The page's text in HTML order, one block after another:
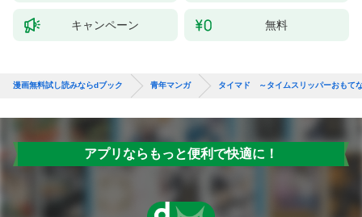
キャンペーン 無料
漫画無料試し読みならdブック 青年マンガ タイマド ～タイムスリッパーおもて
アプリならもっと便利で快適に！